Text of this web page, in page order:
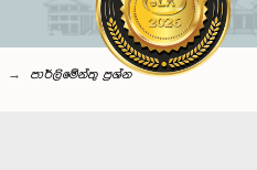
පාර්ලි‌මේන්තු‌ ප්‍රශ්න